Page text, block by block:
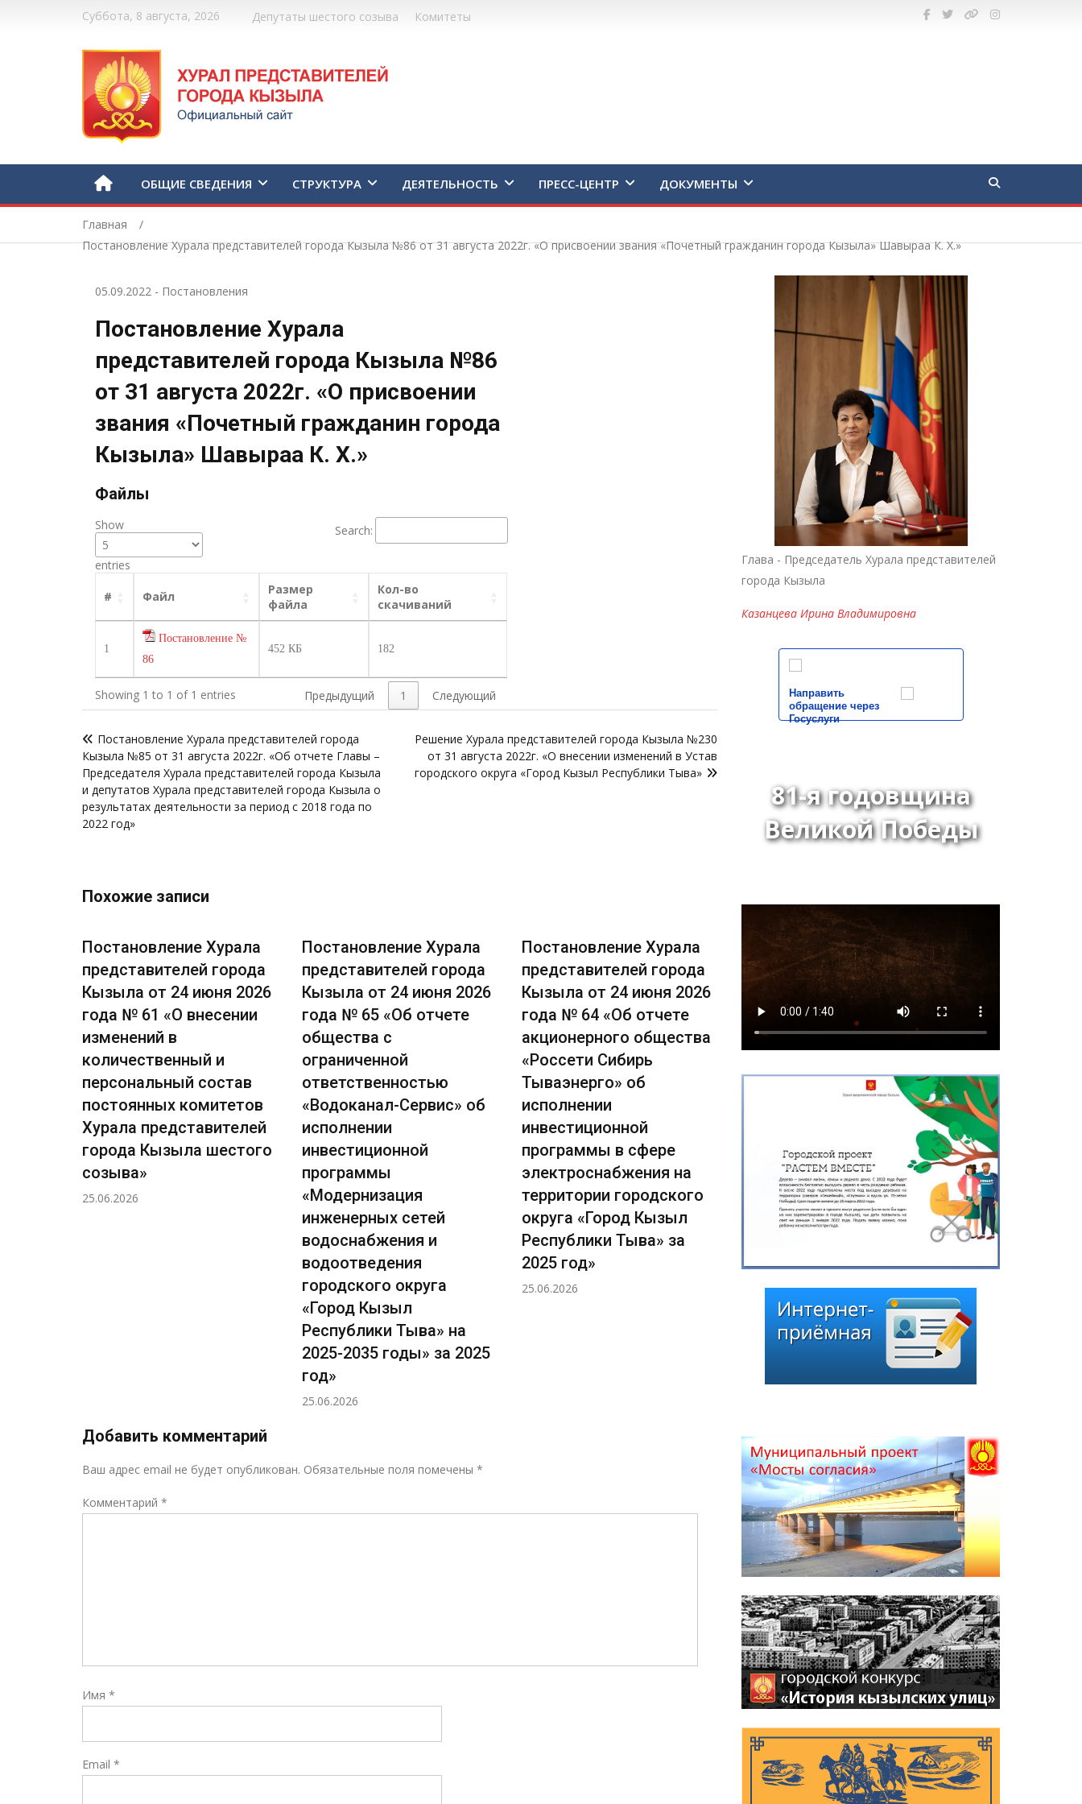
Суббота, 8 августа, 2026 Депутаты шестого созыва Комитеты
ОБЩИЕ СВЕДЕНИЯ СТРУКТУРА ДЕЯТЕЛЬНОСТЬ ПРЕСС-ЦЕНТР ДОКУМЕНТЫ
Главная
Постановление Хурала представителей города Кызыла №86 от 31 августа 2022г. «О присвоении звания «Почетный гражданин города Кызыла» Шавыраа К. Х.»
05.09.2022- Постановления
Постановление Хурала
представителей города Кызыла №86
от 31 августа 2022г. «О присвоении
звания «Почетный гражданин города
Кызыла» Шавыраа К. Х.»
Файлы
Show
entries
Search:
# Файл
Размер
файла
Кол-во
скачиваний
1
Постановление №
86
452 КБ 182
Showing 1 to 1 of 1 entries Предыдущий 1 Следующий
по
записям
Постановление Хурала представителей города
Кызыла №85 от 31 августа 2022г. «Об отчете Главы –
Председателя Хурала представителей города Кызыла
и депутатов Хурала представителей города Кызыла о
результатах деятельности за период с 2018 года по
2022 год»
Решение Хурала представителей города Кызыла №230
от 31 августа 2022г. «О внесении изменений в Устав
городского округа «Город Кызыл Республики Тыва»
Похожие записи
Постановление Хурала
представителей города
Кызыла от 24 июня 2026
года № 61 «О внесении
изменений в
количественный и
персональный состав
постоянных комитетов
Хурала представителей
города Кызыла шестого
созыва»
25.06.2026
Постановление Хурала
представителей города
Кызыла от 24 июня 2026
года № 65 «Об отчете
общества с
ограниченной
ответственностью
«Водоканал-Сервис» об
исполнении
инвестиционной
программы
«Модернизация
инженерных сетей
водоснабжения и
водоотведения
городского округа
«Город Кызыл
Республики Тыва» на
2025-2035 годы» за 2025
год»
25.06.2026
Постановление Хурала
представителей города
Кызыла от 24 июня 2026
года № 64 «Об отчете
акционерного общества
«Россети Сибирь
Тываэнерго» об
исполнении
инвестиционной
программы в сфере
электроснабжения на
территории городского
округа «Город Кызыл
Республики Тыва» за
2025 год»
25.06.2026
Постановление Хурала
представителей города
Кызыла от 24 июня 2026
года № 63 «О даче
согласия на назначение
начальника
строительства и
реализации жилищных
программ мэрии города
Кызыла Кан-оола С.М.»
Добавить комментарий
Ваш адрес email не будет опубликован. Обязательные поля помечены *
Комментарий *
Имя *
Email *
Рейтинг *
Глава - Председатель Хурала представителей
города Кызыла
Казанцева Ирина Владимировна
Направить
обращение через
Госуслуги
81-я годовщина
Великой Победы